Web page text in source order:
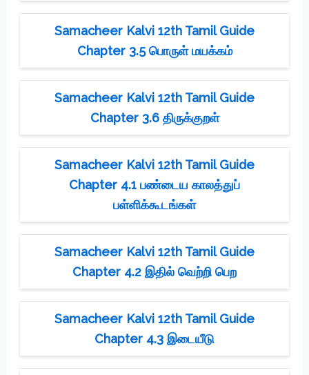
Samacheer Kalvi 12th Tamil Guide
Chapter 3.5 பொருள் மயக்கம்
Samacheer Kalvi 12th Tamil Guide
Chapter 3.6 திருக்குறள்
Samacheer Kalvi 12th Tamil Guide
Chapter 4.1 பண்டைய காலத்துப்
பள்ளிக்கூடங்கள்
Samacheer Kalvi 12th Tamil Guide
Chapter 4.2 இதில் வெற்றி பெற
Samacheer Kalvi 12th Tamil Guide
Chapter 4.3 இடையீடு